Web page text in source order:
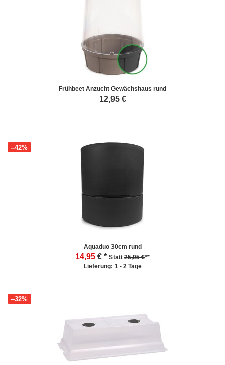
Frühbeet Anzucht Gewächshaus rund
12,95€
Aquaduo 30cm rund
14,95
--42%
€ * Statt 25,95 €**
Lieferung: 1 - 2 Tage
--32%